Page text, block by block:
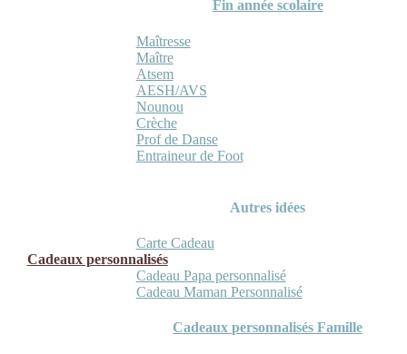
Fin année scolaire
Maîtresse
Maître
Atsem
AESH/AVS
Nounou
Crèche
Prof de Danse
Entraineur de Foot
Autres idées
Carte Cadeau
Cadeaux personnalisés
Cadeau Papa personnalisé
Cadeau Maman Personnalisé
Cadeaux personnalisés Famille